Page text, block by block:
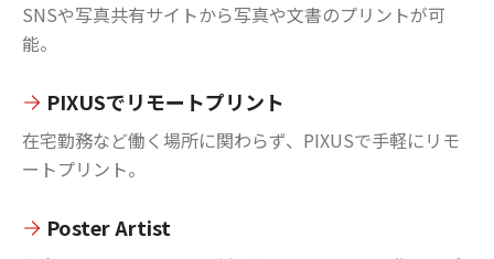
SNSや写真共有サイトから写真や文書のプリントが可
能。
PIXUSでリモートプリント
在宅勤務など働く場所に関わらず、PIXUSで手軽にリモ
ートプリント。
Poster Artist